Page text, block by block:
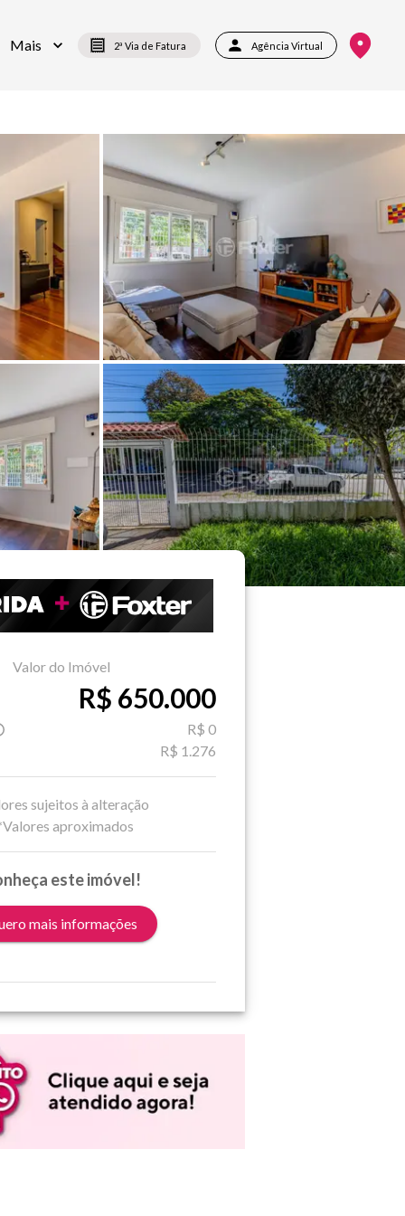
Mais 2ª Via de Fatura Agência Virtual
Valor do Imóvel
R$ 650.000
R$ 0
R$ 1.276
sujeitos à alteração
aproximados
este imóvel!
mais informações